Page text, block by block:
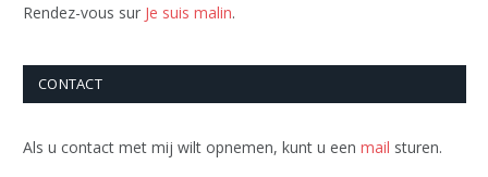
Rendez-vous sur Je suis malin.
CONTACT
Als u contact met mij wilt opnemen, kunt u een mail sturen.